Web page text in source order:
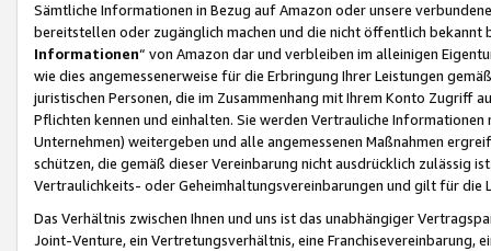
Sämtliche Informationen in Bezug auf Amazon oder unsere
bereitstellen oder zugänglich machen und die nicht öffentlich
Informationen“ von Amazon dar und verbleiben im alleinigen
wie dies angemessenerweise für die Erbringung Ihrer Leistungen
juristischen Personen, die im Zusammenhang mit Ihrem Konto
Pflichten kennen und einhalten. Sie werden Vertrauliche
Unternehmen) weitergeben und alle angemessenen Maßnahmen
schützen, die gemäß dieser Vereinbarung nicht ausdrücklich zulässig
Vertraulichkeits- oder Geheimhaltungsvereinbarungen und gilt für die
Das Verhältnis zwischen Ihnen und uns ist das unabhängiger
Joint-Venture, ein Vertretungsverhältnis, eine Franchisevereinbarung,